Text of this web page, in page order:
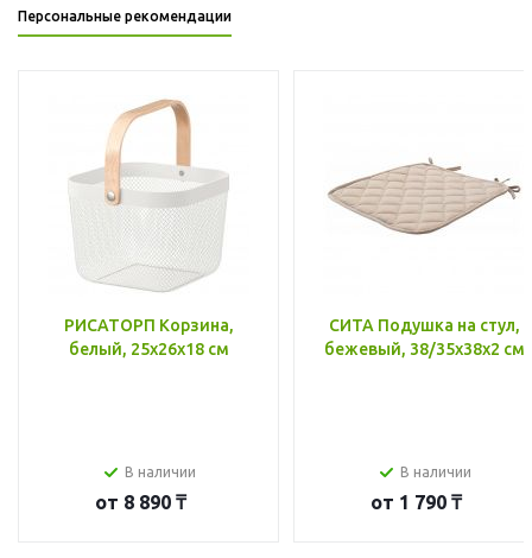
Персональные рекомендации
РИСАТОРП Корзина,
белый, 25x26x18 см
В наличии
от 8 890 ₸
СИТА Подушка на стул,
бежевый, 38/35x38x2 см
В наличии
от 1 790 ₸